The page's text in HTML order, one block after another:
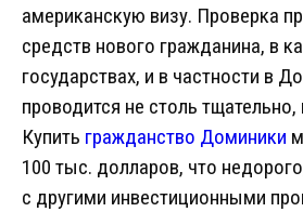
американскую визу. Проверка
средств нового гражданина, в
государствах, и в частности в
проводится не столь тщательно,
Купить гражданство Доминики
100 тыс. долларов, что
с другими инвестиционными